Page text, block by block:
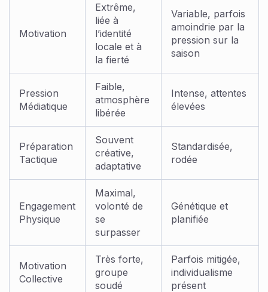
Motivation
Extrême,
liée à
l’identité
locale et à
la fierté
Variable, parfois
amoindrie par la
pression sur la
saison
Pression
Médiatique
Faible,
atmosphère
libérée
Intense, attentes
élevées
Préparation
Tactique
Souvent
créative,
adaptative
Standardisée,
rodée
Engagement
Physique
Maximal,
volonté de
se
surpasser
Génétique et
planifiée
Motivation
Collective
Très forte,
groupe
soudé
Parfois mitigée,
individualisme
présent